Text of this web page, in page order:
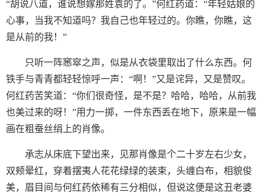
“胡说八道，谁说想嫁那姓袁的了。”何红药道：“年轻姑娘的
心事，当我不知道吗？我自己也年轻过的。你瞧，你瞧，这
是从前的我！”
只听一阵窸窣之声，似是从衣袋里取出了什么东西。何
铁手与青青都轻轻惊呼一声：“啊！”又是诧异，又是赞叹。
何红药苦笑道：“你们很奇怪，是不是？哈哈，哈哈，从前我
也美过来的呀！”用力一掷，一件东西丢在地下，原来是一幅
画在粗蚕丝绢上的肖像。
承志从床底下望出来，见那肖像是个二十岁左右少女，
双颊晕红，穿着摆夷人花花绿绿的装束，头缠白布，相貌俊
美，眉目间与何红药依稀有三分相似，但说这便是这丑老婆